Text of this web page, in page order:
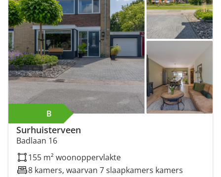
Minimaal aantal kamers
B
Surhuisterveen
Badlaan 16
155 m² woonoppervlakte
8 kamers, waarvan 7 slaapkamers kamers